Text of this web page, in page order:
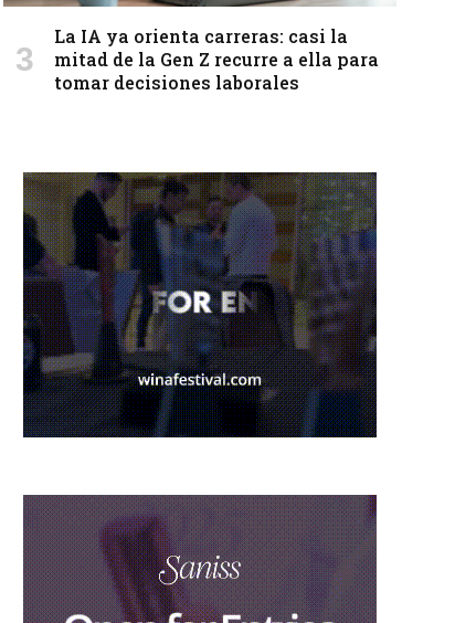
La IA ya orienta carreras: casi la
mitad de la Gen Z recurre a ella para
tomar decisiones laborales